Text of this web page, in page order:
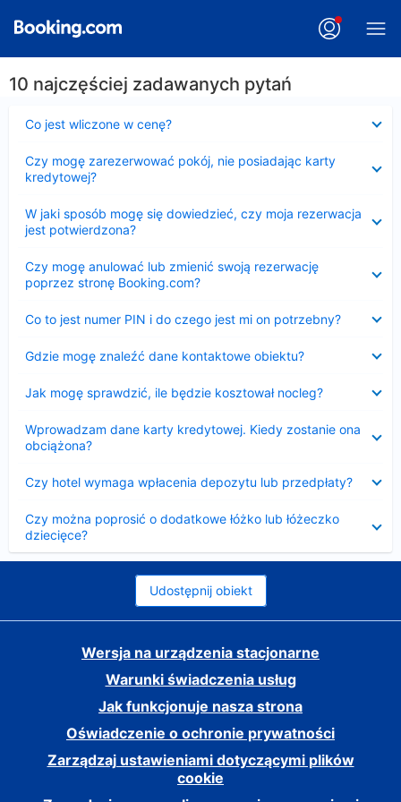
10 najczęściej zadawanych pytań
Co jest wliczone w cenę?
Czy mogę zarezerwować pokój, nie posiadając karty
kredytowej?
W jaki sposób mogę się dowiedzieć, czy moja rezerwacja
jest potwierdzona?
Czy mogę anulować lub zmienić swoją rezerwację
poprzez stronę Booking.com?
Co to jest numer PIN i do czego jest mi on potrzebny?
Gdzie mogę znaleźć dane kontaktowe obiektu?
Jak mogę sprawdzić, ile będzie kosztował nocleg?
Wprowadzam dane karty kredytowej. Kiedy zostanie ona
obciążona?
Czy hotel wymaga wpłacenia depozytu lub przedpłaty?
Czy można poprosić o dodatkowe łóżko lub łóżeczko
dziecięce?
Udostępnij obiekt
Wersja na urządzenia stacjonarne
Warunki świadczenia usług
Jak funkcjonuje nasza strona
Oświadczenie o ochronie prywatności
Zarządzaj ustawieniami dotyczącymi plików
cookie